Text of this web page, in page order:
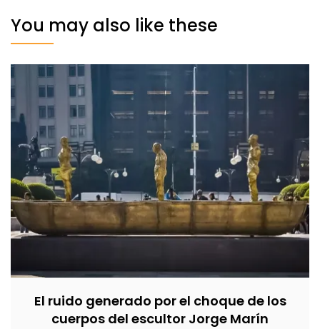
You may also like these
El ruido generado por el choque de los
cuerpos del escultor Jorge Marín